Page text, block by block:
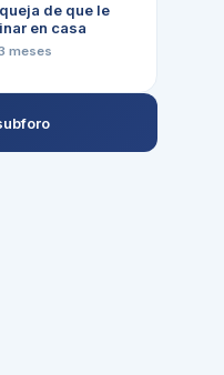
de que le
en casa
meses